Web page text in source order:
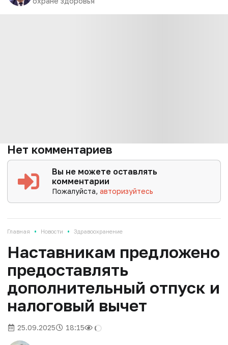
Нет комментариев
Вы не можете оставлять
комментарии
Пожалуйста,авторизуйтесь
Главная • Новости • Здравоохранение
Наставникам предложено
предоставлять
дополнительный отпуск и
налоговый вычет
25.09.2025 18:15